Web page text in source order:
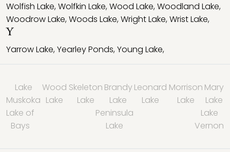
Wolfish Lake,Wolfkin Lake,Wood Lake,Woodland Lake,
Woodrow Lake,Woods Lake,Wright Lake,Wrist Lake,
Y
Yarrow Lake,Yearley Ponds,Young Lake,
Lake
Muskoka
Wood
Lake
Skeleton
Lake
Brandy
Lake
Leonard
Lake
Morrison
Lake
Mary
Lake
Lake of
Bays
Peninsula
Lake
Lake
Vernon